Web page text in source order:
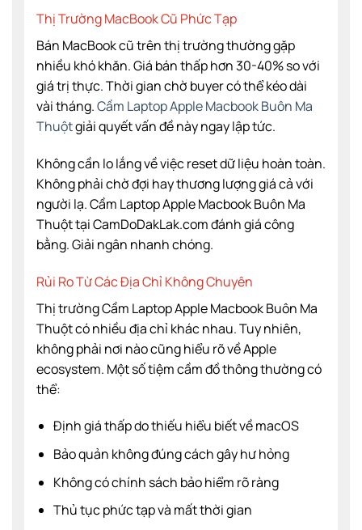
Thị Trường MacBook Cũ Phức Tạp
Bán MacBook cũ trên thị trường thường gặp
nhiều khó khăn. Giá bán thấp hơn 30-40% so với
giá trị thực. Thời gian chờ buyer có thể kéo dài
vài tháng.Cầm Laptop Apple Macbook Buôn Ma
Thuộtgiải quyết vấn đề này ngay lập tức.
Không cần lo lắng về việc reset dữ liệu hoàn toàn.
Không phải chờ đợi hay thương lượng giá cả với
người lạ. Cầm Laptop Apple Macbook Buôn Ma
Thuột tại CamDoDakLak.com đánh giá công
bằng. Giải ngân nhanh chóng.
Rủi Ro Từ Các Địa Chỉ Không Chuyên
Thị trường Cầm Laptop Apple Macbook Buôn Ma
Thuột có nhiều địa chỉ khác nhau. Tuy nhiên,
không phải nơi nào cũng hiểu rõ về Apple
ecosystem. Một số tiệm cầm đồ thông thường có
thể:
Định giá thấp do thiếu hiểu biết về macOS
Bảo quản không đúng cách gây hư hỏng
Không có chính sách bảo hiểm rõ ràng
Thủ tục phức tạp và mất thời gian